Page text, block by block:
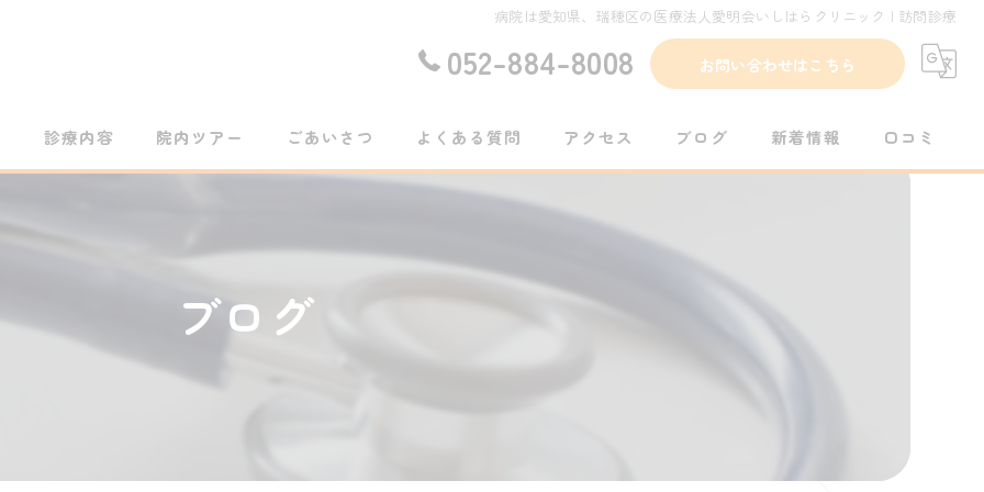
病院は愛知県、瑞穂区の医療法人愛明会いしはらクリニック | 訪問診療
052-884-8008 お問い合わせはこちら
診療内容 院内ツアー ごあいさつ よくある質問 アクセス ブログ 新着情報 口コミ
ブログ